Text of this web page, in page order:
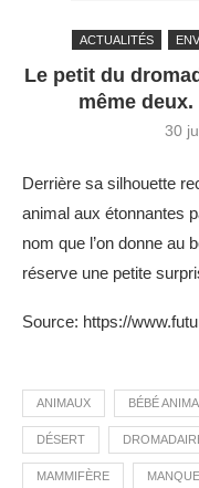
ACTUALITÉS
Le petit du
même
30
Derrière sa silhouette
animal aux étonnantes
nom que l’on donne au
réserve une petite
Source: https://
ANIMAUX BÉBÉ
DÉSERT
MAMMIFÈRE